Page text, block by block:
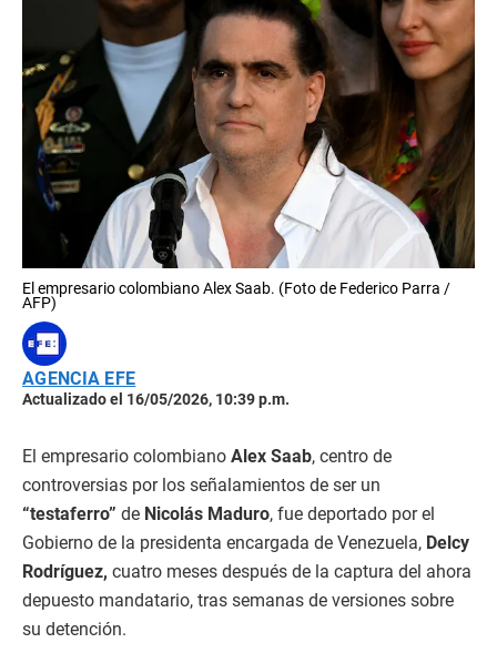
El empresario colombiano Alex Saab. (Foto de Federico Parra /
AFP)
AGENCIA EFE
Actualizado el 16/05/2026, 10:39 p.m.
El empresario colombiano Alex Saab, centro de
controversias por los señalamientos de ser un
“testaferro” de Nicolás Maduro, fue deportado por el
Gobierno de la presidenta encargada de Venezuela, Delcy
Rodríguez, cuatro meses después de la captura del ahora
depuesto mandatario, tras semanas de versiones sobre
su detención.